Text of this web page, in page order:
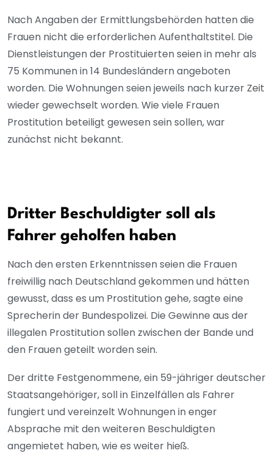
Nach Angaben der Ermittlungsbehörden hatten die
Frauen nicht die erforderlichen Aufenthaltstitel. Die
Dienstleistungen der Prostituierten seien in mehr als
75 Kommunen in 14 Bundesländern angeboten
worden. Die Wohnungen seien jeweils nach kurzer Zeit
wieder gewechselt worden. Wie viele Frauen
Prostitution beteiligt gewesen sein sollen, war
zunächst nicht bekannt.
Dritter Beschuldigter soll als
Fahrer geholfen haben
Nach den ersten Erkenntnissen seien die Frauen
freiwillig nach Deutschland gekommen und hätten
gewusst, dass es um Prostitution gehe, sagte eine
Sprecherin der Bundespolizei. Die Gewinne aus der
illegalen Prostitution sollen zwischen der Bande und
den Frauen geteilt worden sein.
Der dritte Festgenommene, ein 59-jähriger deutscher
Staatsangehöriger, soll in Einzelfällen als Fahrer
fungiert und vereinzelt Wohnungen in enger
Absprache mit den weiteren Beschuldigten
angemietet haben, wie es weiter hieß.